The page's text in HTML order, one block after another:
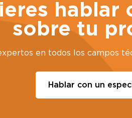
hablar
sobre tu
en todos los campos
Hablar con un